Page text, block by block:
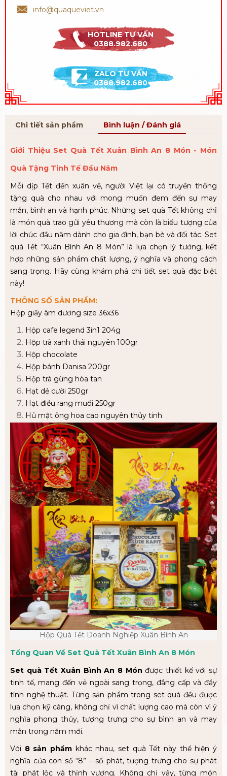
info@quaqueviet.vn
HOTLINE TƯ VẤN
0388.982.680
ZALO TƯ VẤN
0388.982.680
Chi tiết sản phẩm Bình luận / Đánh giá
Giới Thiệu Set Quà Tết Xuân Bình An 8 Món - Món
Quà Tặng Tinh Tế Đầu Năm
Mỗi dịp Tết đến xuân về, người Việt lại có truyền thống
tặng quà cho nhau với mong muốn đem đến sự may
mắn, bình an và hạnh phúc. Những set quà Tết không chỉ
là món quà trao gửi yêu thương mà còn là biểu tượng của
lời chúc đầu năm dành cho gia đình, bạn bè và đối tác. Set
quà Tết “Xuân Bình An 8 Món” là lựa chọn lý tưởng, kết
hợp những sản phẩm chất lượng, ý nghĩa và phong cách
sang trọng. Hãy cùng khám phá chi tiết set quà đặc biệt
này!
THÔNG SỐ SẢN PHẨM:
Hộp giấy âm dương size 36x36
Hộp cafe legend 3in1 204g
Hộp trà xanh thái nguyên 100gr
Hộp chocolate
Hộp bánh Danisa 200gr
Hộp trà gừng hòa tan
Hạt dẻ cười 250gr
Hạt điều rang muối 250gr
Hủ mật ông hoa cao nguyên thủy tinh
Hộp Quà Tết Doanh Nghiệp Xuân Bình An
Tổng Quan Về Set Quà Tết Xuân Bình An 8 Món
Set quà Tết Xuân Bình An 8 Món được thiết kế với sự
tinh tế, mang đến vẻ ngoài sang trọng, đẳng cấp và đầy
tính nghệ thuật. Từng sản phẩm trong set quà đều được
lựa chọn kỹ càng, không chỉ vì chất lượng cao mà còn vì ý
nghĩa phong thủy, tượng trưng cho sự bình an và may
mắn trong năm mới.
Với 8 sản phẩm khác nhau, set quà Tết này thể hiện ý
nghĩa của con số “8” – số phát, tượng trưng cho sự phát
tài phát lộc và thịnh vượng. Không chỉ vậy, từng món